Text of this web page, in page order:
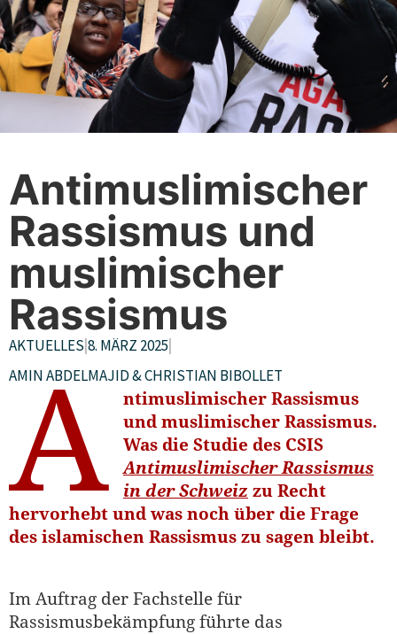
Antimuslimischer
Rassismus und
muslimischer
Rassismus
AKTUELLES 8. MÄRZ 2025
AMIN ABDELMAJID & CHRISTIAN BIBOLLET
A
ntimuslimischer Rassismus
und muslimischer Rassismus.
Was die Studie des CSIS
Antimuslimischer Rassismus
in der Schweiz zu Recht
hervorhebt und was noch über die Frage
des islamischen Rassismus zu sagen bleibt.
Im Auftrag der Fachstelle für
Rassismusbekämpfung führte das